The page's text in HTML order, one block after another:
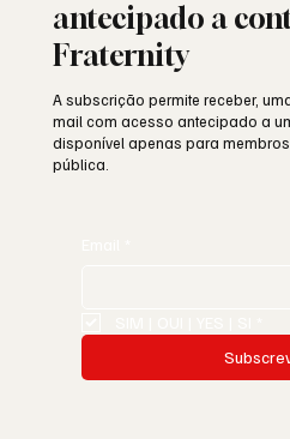
antecipado a
Fraternity
A subscrição permite receber,
mail com acesso antecipado a
disponível apenas para
pública.